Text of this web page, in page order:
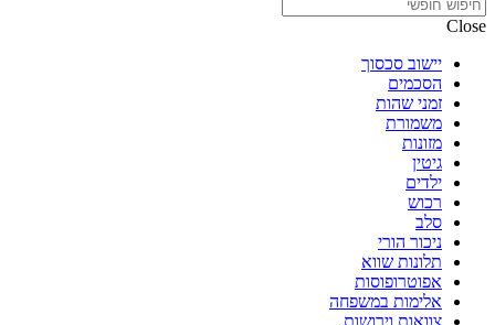
Close
יישוב סכסוך
הסכמים
זמני שהות
משמורת
מזונות
גיטין
ילדים
רכוש
סלב
ניכור הורי
תלונות שווא
אפוטרופוסות
אלימות במשפחה
צוואות וירושות